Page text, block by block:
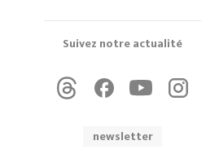
Suivez notre actualité
newsletter